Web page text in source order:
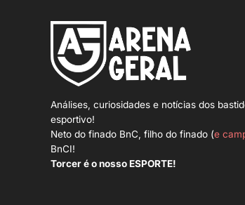
Análises, curiosidades e notícias dos
esportivo!
Neto do finado BnC, filho do finado (e
BnCI!
Torcer é o nosso ESPORTE!